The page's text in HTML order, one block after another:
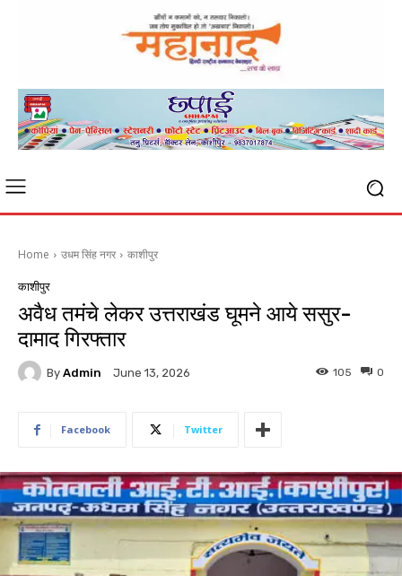
Home उधम सिंह नगर काशीपुर
काशीपुर
अवैध तमंचे लेकर उत्तराखंड घूमने आये ससुर-
दामाद गिरफ्तार
By Admin June 13, 2026 0
105
Facebook Twitter